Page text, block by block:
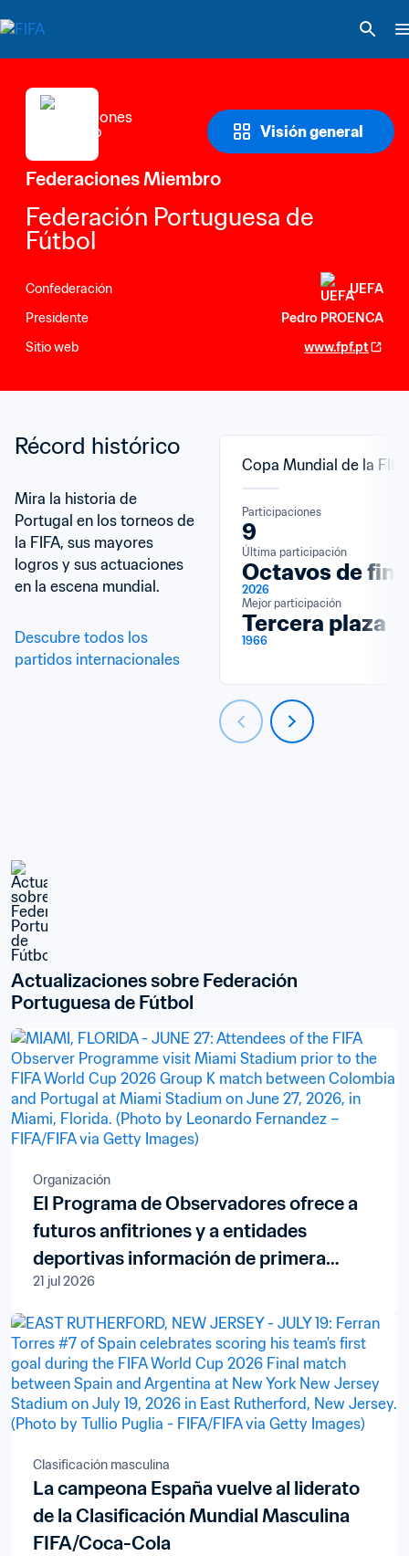
Visión general
Federaciones Miembro
Federación Portuguesa de
Fútbol
Confederación
UEFA
Presidente
Pedro PROENCA
Sitio web
www.fpf.pt
Récord histórico
Mira la historia de
Portugal en los torneos de
la FIFA, sus mayores
logros y sus actuaciones
en la escena mundial.
Descubre todos los
partidos internacionales
Copa Mundial de la
Participaciones
9
Última participación
Octavos de
2026
Mejor participación
Tercera plaza
1966
Actualizaciones sobre Federación
Portuguesa de Fútbol
Organización
El Programa de Observadores ofrece a
futuros anfitriones y a entidades
deportivas información de primera
mano sobre la organización de la Copa
Mundial de la FIFA™
21 jul 2026
Clasificación masculina
La campeona España vuelve al liderato
de la Clasificación Mundial Masculina
FIFA/Coca-Cola